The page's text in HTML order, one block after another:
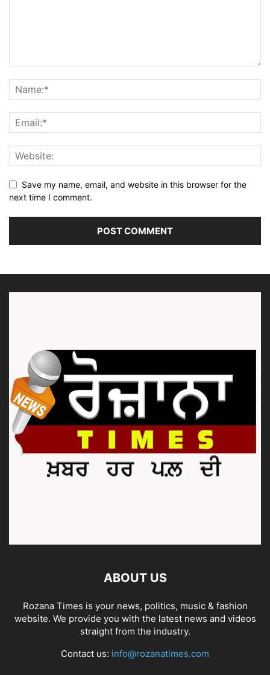
Save my name, email, and website in this browser for the
next time I comment.
ABOUT US
Rozana Times is your news, politics, music & fashion
website. We provide you with the latest news and videos
straight from the industry.
Contact us: info@rozanatimes.com